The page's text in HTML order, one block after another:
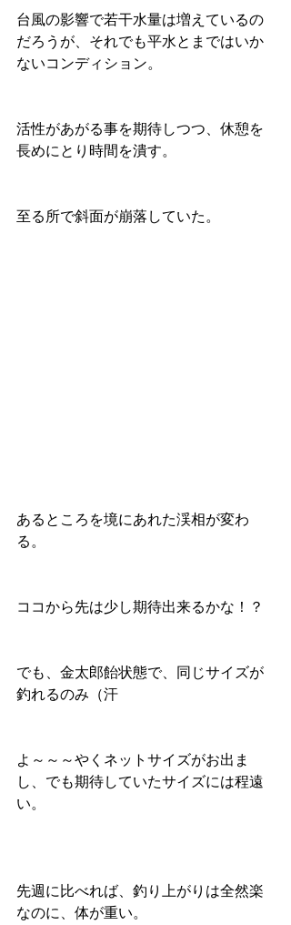
台風の影響で若干水量は増えているの
だろうが、それでも平水とまではいか
ないコンディション。
活性があがる事を期待しつつ、休憩を
長めにとり時間を潰す。
至る所で斜面が崩落していた。
あるところを境にあれた渓相が変わ
る。
ココから先は少し期待出来るかな！？
でも、金太郎飴状態で、同じサイズが
釣れるのみ（汗
よ～～～やくネットサイズがお出ま
し、でも期待していたサイズには程遠
い。
先週に比べれば、釣り上がりは全然楽
なのに、体が重い。